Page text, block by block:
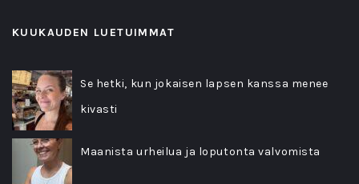
KUUKAUDEN LUETUIMMAT
Se hetki, kun jokaisen lapsen kanssa menee
kivasti
Maanista urheilua ja loputonta valvomista